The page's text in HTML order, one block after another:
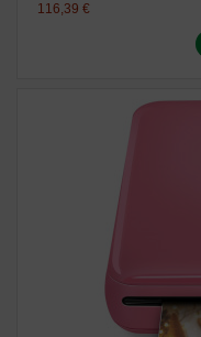
116,39 €